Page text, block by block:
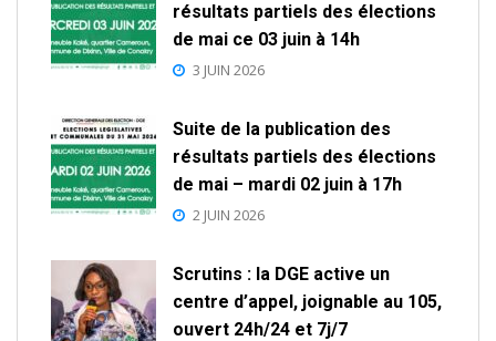
résultats partiels des élections
de mai ce 03 juin à 14h
3 JUIN 2026
Suite de la publication des
résultats partiels des élections
de mai – mardi 02 juin à 17h
2 JUIN 2026
Scrutins : la DGE active un
centre d’appel, joignable au 105,
ouvert 24h/24 et 7j/7